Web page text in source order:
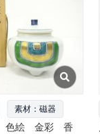
素材：磁器
色絵 金彩 香